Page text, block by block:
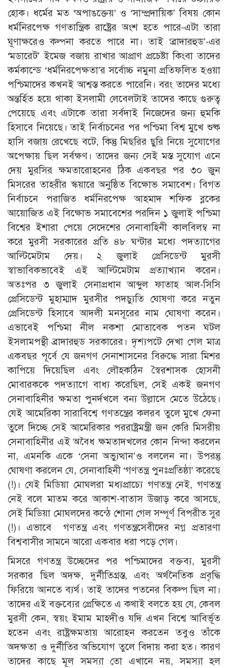
হোক। ধর্মের মত ‘অপাঙক্তেয়’ ও ‘সাম্প্রদায়িক’ বিষয় কোন
ধর্মনিরপেক্ষ গণতান্ত্রিক রাষ্ট্রের অংশ হতে পারে-এটা তারা
ঘূণাক্ষরেও কল্পনা করতে পারে না। তাই ‘ব্রাদারহুড’-এর
‘মডারেট’ ইমেজ বজায় রাখার আপ্রাণ প্রচেষ্টা কিংবা তাদের
কর্মকান্ডে ‘ধর্মনিরপেক্ষতা’র সর্বোচ্চ নমুনা প্রতিফলিত হওয়া
পশ্চিমাদের কখনই আশ্বস্ত করতে পারেনি। বরং তাদের মধ্যে
অন্তর্হিত হয়ে থাকা ইসলামী লেবেলটাই তাদের কাছে গুরুত্ব
পেয়েছে এবং এটাকে তারা সর্বদাই নিজেদের জন্য হুমকি
হিসাবে নিয়েছে। তাই নির্বাচনের পর পশ্চিমা বিশ্ব মুখে শুষ্ক
হাসি বজায় রেখেছে বটে, কিন্তু মিছরির ছুরি নিয়ে সুযোগের
অপেক্ষায় ছিল সর্বক্ষণ। তাদের জন্য সেই মস্ত সুযোগ এনে
দেয় মুরসির ক্ষমতারোহনের ঠিক একবছর পর ৩০ জুন
মিসরের তাহরীর স্কয়ারে অনুষ্ঠিত বিক্ষোভ সমাবেশ। বিগত
নির্বাচনে পরাজিত ধর্মনিরপেক্ষ আহমাদ শফিক ব্লকের
আয়োজিত এই বিক্ষোভ সমাবেশের পরদিন ১ জুলাই পশ্চিমা
বিশ্বের ইশারা পেয়ে সেদেশের সেনাবাহিনী কালবিলম্ব না
করে মুরসী সরকারের প্রতি ৪৮ ঘন্টার মধ্যে পদত্যাগের
আল্টিমেটাম দেয়। ২ জুলাই প্রেসিডেন্ট মুরসী
স্বাভাবিকভাবেই এই আল্টিমেটাম প্রত্যাখ্যান করেন।
অতঃপর ৩ জুলাই সেনাপ্রধান আব্দুল ফাতাহ আল-সিসি
প্রেসিডেন্ট মুহাম্মাদ মুরসীর পদচ্যুতি ঘোষণা করে নতুন
প্রেসিডেন্ট হিসাবে আদলী মনসূরের নাম ঘোষণা করেন।
এভাবেই পশ্চিমা নীল নকশা মোতাবেক পতন ঘটল
ইসলামপন্থী ব্রাদারহুড সরকারের। দৃশ্যপটে দেখা গেল মাত্র
একবছর পূর্বে যে জনগণ সেনাশাসনের বিরুদ্ধে সারা মিশর
কাপিয়ে দিয়েছিল এবং লৌহকঠিন স্বৈরশাসক হোসনী
মোবারককে পদত্যাগে বাধ্য করেছিল, সেই একই জনগণ
সেনাবাহিনীর ক্ষমতা পুনর্দখলে বন্য উল্লাসে মেতে উঠেছে।
যেই আমেরিকা সারাবিশ্বে গণতন্ত্রের কলরব তুলে মুখে ফেনা
তুলে দিচ্ছে সেই আমেরিকার পররাষ্ট্রমন্ত্রী জন কেরি মিসরীয়
সেনাবাহিনীর এই অবৈধ ক্ষমতাদখলের কোন নিন্দা করলেন
না, এমনকি একে ‘সেনা অভ্যুত্থান’ও বললেন না। উপরন্তু
ঘোষণা করলেন যে, সেনাবাহিনী ‘গণতন্ত্র পুনঃপ্রতিষ্ঠা’ করেছে
(!)। যেই মিডিয়া মোঘলরা মধ্যপ্রাচ্যে গণতন্ত্র নেই, গণতন্ত্র
নেই বলে মাতম করে আকাশ-বাতাস উজাড় করে আসছে,
সেই মিডিয়া মোঘলদের কন্ঠে শোনা গেল সম্পূর্ণ বিপরীত সুর
(!)। এভাবে গণতন্ত্র এবং গণতন্ত্রসেবীদের নগ্ন প্রতারণা
বিশ্ববাসীর সামনে আরো একবার ধরা পড়ে গেল।
মিসরে গণতন্ত্র উচ্ছেদের পর পশ্চিমাদের বক্তব্য, মুরসী
সরকার ছিল অদক্ষ, দুর্নীতিগ্রস্ত, এবং অর্থনৈতিক প্রবৃদ্ধি
ফিরিয়ে আনতে ব্যর্থ। তাই তাদের পতনের বিকল্প ছিল না।
তাদের এই বক্তব্যের প্রেক্ষিতে এ কথাই বলতে হয় যে, কেবল
মুরসী কেন, স্বয়ং ইমাম মাহদীও যদি এখন বিশ্বে আবির্ভূত
হতেন এবং রাষ্ট্রক্ষমতায় আরোহন করতেন তবুও তাঁকে
অদক্ষতা ও দুর্নীতির অভিযোগ তুলে বিদায় করা হত। কারণ
তাদের কাছে মূল সমস্যা তো এখানে নয়, সমস্যা হল